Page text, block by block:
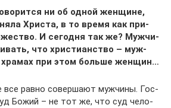
ни об одной жен­щине,
Хри­ста, в то вре­мя как при­
И сего­дня так же? Муж­чи­
что хри­сти­ан­ство – муж­
хра­мах при этом боль­ше женщин…
все рав­но совер­ша­ют муж­чи­ны. Гос­
Божий – не тот же, что суд чело­